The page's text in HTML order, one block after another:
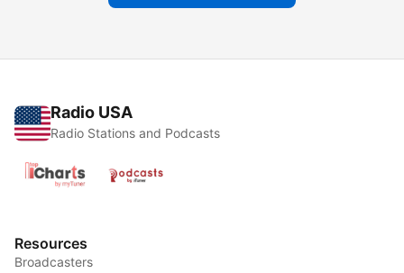
Radio USA
Radio Stations and Podcasts
Resources
Broadcasters